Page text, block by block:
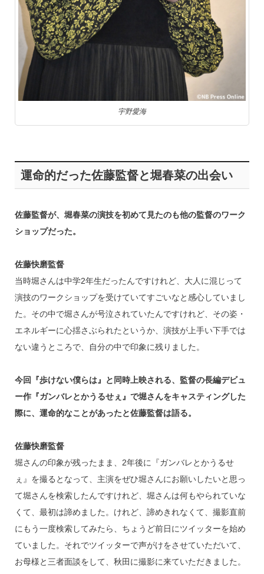
宇野愛海
運命的だった佐藤監督と堀春菜の出会い
佐藤監督が、堀春菜の演技を初めて見たのも他の監督のワーク
ショップだった。
佐藤快磨監督
当時堀さんは中学2年生だったんですけれど、大人に混じって
演技のワークショップを受けていてすごいなと感心していまし
た。その中で堀さんが号泣されていたんですけれど、その姿・
エネルギーに心揺さぶられたというか、演技が上手い下手では
ない違うところで、自分の中で印象に残りました。
今回『歩けない僕らは』と同時上映される、監督の長編デビュ
ー作『ガンバレとかうるせぇ』で堀さんをキャスティングした
際に、運命的なことがあったと佐藤監督は語る。
佐藤快磨監督
堀さんの印象が残ったまま、2年後に『ガンバレとかうるせ
ぇ』を撮るとなって、主演をぜひ堀さんにお願いしたいと思っ
て堀さんを検索したんですけれど、堀さんは何もやられていな
くて、最初は諦めました。けれど、諦めきれなくて、撮影直前
にもう一度検索してみたら、ちょうど前日にツイッターを始め
ていました。それでツイッターで声がけをさせていただいて、
お母様と三者面談をして、秋田に撮影に来ていただきました。